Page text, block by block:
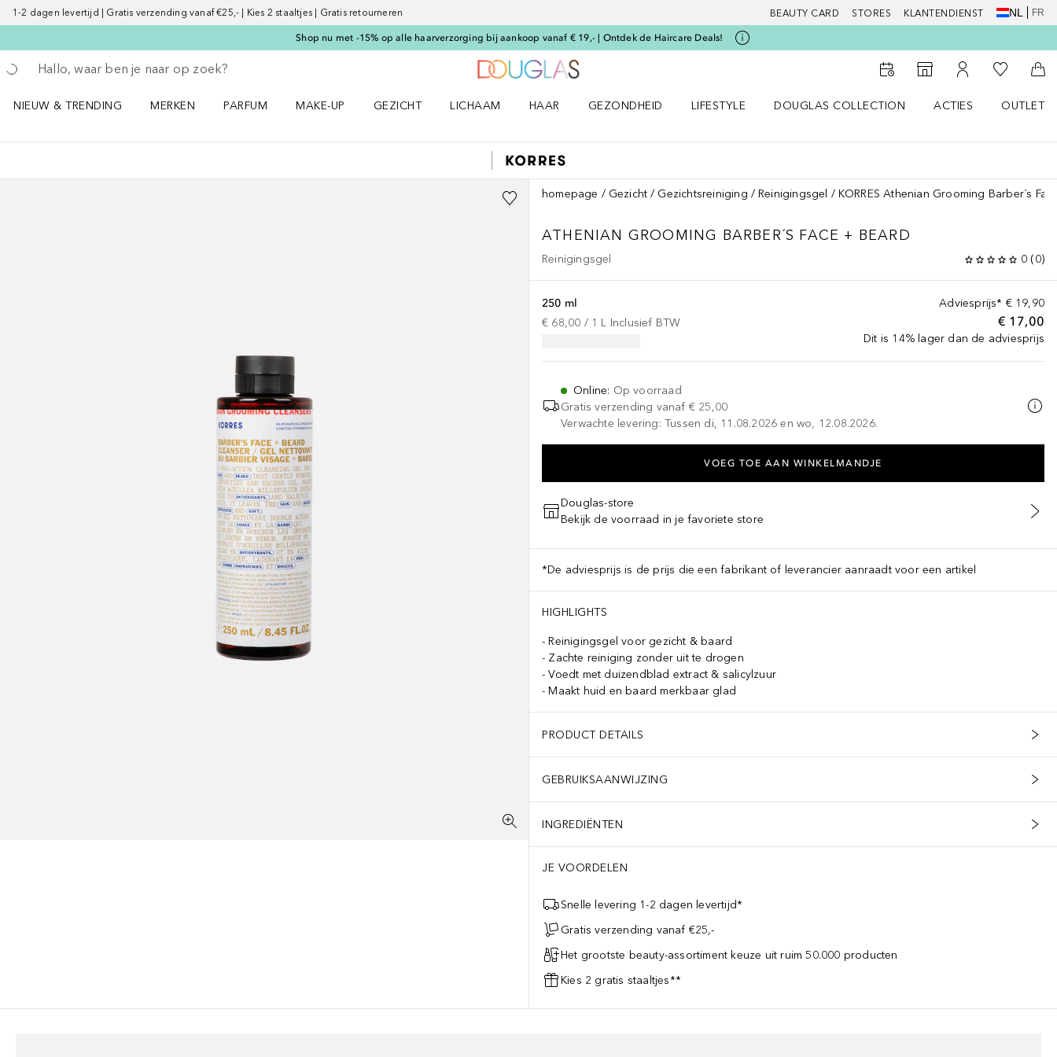
1-2 dagen levertijd | Gratis verzending vanaf €25,- | Kies 2 staaltjes | Gratis retourneren BEAUTY CARD STORES KLANTENDIENST NL FR
Shop nu met -15% op alle haarverzorging bij aankoop vanaf € 19,- | Ontdek de Haircare Deals!
Ga terug
Zoekopdracht uitvoeren
Naar StorefinderNaar Mijn Account
Naar Mijn
NIEUW & TRENDING
MERKEN
PARFUM
MAKE-UP
GEZICHT
LICHAAM
HAAR
GEZONDHEID
LIFESTYLE
DOUGLAS COLLECTION
ACTIES
OUTLET
homepage Gezicht Gezichtsreiniging Reinigingsgel KORRES Athenian Grooming Barber´s
ATHENIAN GROOMING BARBER´S FACE + BEARD
Reinigingsgel 0 (0)
Adviesprijs* € 19,90
€ 17,00
Dit is 14% lager dan de adviesprijs
250 ml
€ 68,00 / 1 L Inclusief BTW
Online: Op voorraad
Gratis verzending vanaf € 25,00
Verwachte levering: Tussen di, 11.08.2026 en wo, 12.08.2026.
VOEG TOE AAN WINKELMANDJE
Douglas-store
Bekijk de voorraad in je favoriete store
*De adviesprijs is de prijs die een fabrikant of leverancier aanraadt voor een artikel
HIGHLIGHTS
Reinigingsgel voor gezicht & baard
Zachte reiniging zonder uit te drogen
Voedt met duizendblad extract & salicylzuur
Maakt huid en baard merkbaar glad
PRODUCT DETAILS
GEBRUIKSAANWIJZING
INGREDIËNTEN
JE VOORDELEN
Snelle levering 1-2 dagen levertijd*
Gratis verzending vanaf €25,-
Het grootste beauty-assortiment keuze uit ruim 50.000 producten
Kies 2 gratis staaltjes**